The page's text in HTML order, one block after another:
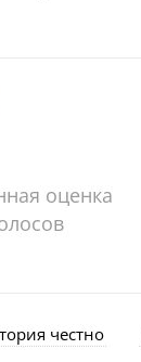
оценка
честно